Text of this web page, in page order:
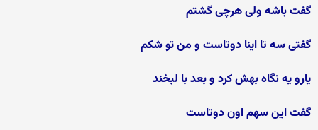
گفت باشه ولی هرچی گشتم
گفتی سه تا اینا دوتاست و من تو شکم
یارو یه نگاه بهش کرد و بعد با لبخند
گفت این سهم اون دوتاست